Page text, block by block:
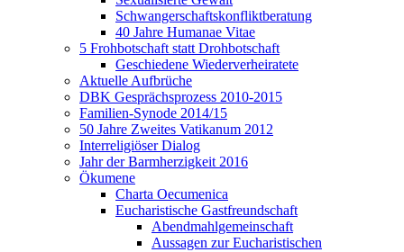
Schwangerschaftskonfliktberatung
40 Jahre Humanae Vitae
5 Frohbotschaft statt Drohbotschaft
Geschiedene Wiederverheiratete
Aktuelle Aufbrüche
DBK Gesprächsprozess 2010-2015
Familien-Synode 2014/15
50 Jahre Zweites Vatikanum 2012
Interreligiöser Dialog
Jahr der Barmherzigkeit 2016
Ökumene
Charta Oecumenica
Eucharistische Gastfreundschaft
Abendmahlgemeinschaft
Aussagen zur Eucharistischen